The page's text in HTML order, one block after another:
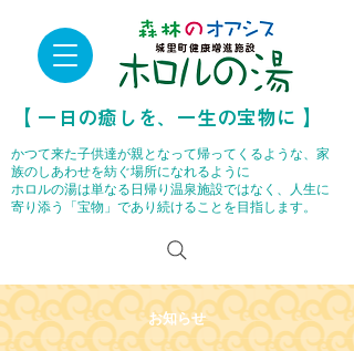
​【 一日の癒しを、一生の宝物に 】
かつて来た子供達が親となって帰ってくるような、家
族のしあわせを紡ぐ場所になれるように
ホロルの湯は単なる日帰り温泉施設ではなく、人生に
寄り添う「宝物」であり続けることを目指します。
お知らせ